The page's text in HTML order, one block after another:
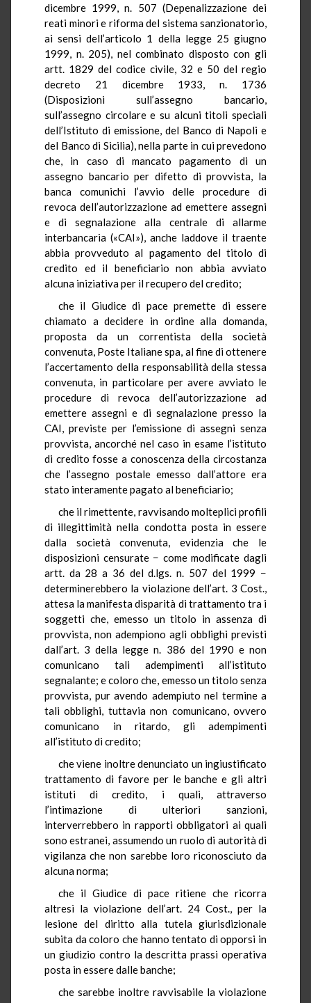
dicembre 1999, n. 507 (Depenalizzazione dei
reati minori e riforma del sistema sanzionatorio,
ai sensi dell’articolo 1 della legge 25 giugno
1999, n. 205), nel combinato disposto con gli
artt. 1829 del codice civile, 32 e 50 del regio
decreto 21 dicembre 1933, n. 1736
(Disposizioni sull’assegno bancario,
sull’assegno circolare e su alcuni titoli speciali
dell’Istituto di emissione, del Banco di Napoli e
del Banco di Sicilia), nella parte in cui prevedono
che, in caso di mancato pagamento di un
assegno bancario per difetto di provvista, la
banca comunichi l’avvio delle procedure di
revoca dell’autorizzazione ad emettere assegni
e di segnalazione alla centrale di allarme
interbancaria («CAI»), anche laddove il traente
abbia provveduto al pagamento del titolo di
credito ed il beneficiario non abbia avviato
alcuna iniziativa per il recupero del credito;
che il Giudice di pace premette di essere
chiamato a decidere in ordine alla domanda,
proposta da un correntista della società
convenuta, Poste Italiane spa, al fine di ottenere
l’accertamento della responsabilità della stessa
convenuta, in particolare per avere avviato le
procedure di revoca dell’autorizzazione ad
emettere assegni e di segnalazione presso la
CAI, previste per l’emissione di assegni senza
provvista, ancorché nel caso in esame l’istituto
di credito fosse a conoscenza della circostanza
che l’assegno postale emesso dall’attore era
stato interamente pagato al beneficiario;
che il rimettente, ravvisando molteplici profili
di illegittimità nella condotta posta in essere
dalla società convenuta, evidenzia che le
disposizioni censurate − come modificate dagli
artt. da 28 a 36 del d.lgs. n. 507 del 1999 −
determinerebbero la violazione dell’art. 3 Cost.,
attesa la manifesta disparità di trattamento tra i
soggetti che, emesso un titolo in assenza di
provvista, non adempiono agli obblighi previsti
dall’art. 3 della legge n. 386 del 1990 e non
comunicano tali adempimenti all’istituto
segnalante; e coloro che, emesso un titolo senza
provvista, pur avendo adempiuto nel termine a
tali obblighi, tuttavia non comunicano, ovvero
comunicano in ritardo, gli adempimenti
all’istituto di credito;
che viene inoltre denunciato un ingiustificato
trattamento di favore per le banche e gli altri
istituti di credito, i quali, attraverso
l’intimazione di ulteriori sanzioni,
interverrebbero in rapporti obbligatori ai quali
sono estranei, assumendo un ruolo di autorità di
vigilanza che non sarebbe loro riconosciuto da
alcuna norma;
che il Giudice di pace ritiene che ricorra
altresì la violazione dell’art. 24 Cost., per la
lesione del diritto alla tutela giurisdizionale
subita da coloro che hanno tentato di opporsi in
un giudizio contro la descritta prassi operativa
posta in essere dalle banche;
che sarebbe inoltre ravvisabile la violazione